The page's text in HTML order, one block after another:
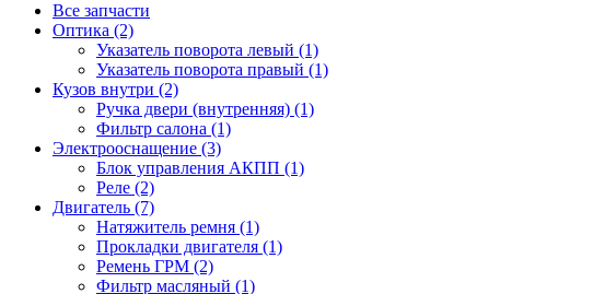
Все запчасти
Оптика (2)
Указатель поворота левый (1)
Указатель поворота правый (1)
Кузов внутри (2)
Ручка двери (внутренняя) (1)
Фильтр салона (1)
Электрооснащение (3)
Блок управления АКПП (1)
Реле (2)
Двигатель (7)
Натяжитель ремня (1)
Прокладки двигателя (1)
Ремень ГРМ (2)
Фильтр масляный (1)